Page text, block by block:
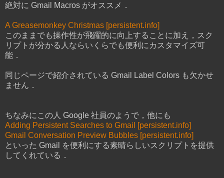
絶対に Gmail Macros がオススメ．
A Greasemonkey Christmas [persistent.info]
このままでも操作性が飛躍的に向上することに加え，スク
リプトが分かる人ならいくらでも便利にカスタマイズ可
能．
同じページで紹介されている Gmail Label Colors も欠かせ
ません．
ちなみにこの人 Google 社員のようで，他にも
Adding Persistent Searches to Gmail [persistent.info]
Gmail Conversation Preview Bubbles [persistent.info]
といった Gmail を便利にする素晴らしいスクリプトを提供
してくれている．